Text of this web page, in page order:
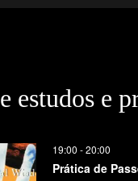
estudos e
19:00 -20:00
Prática de